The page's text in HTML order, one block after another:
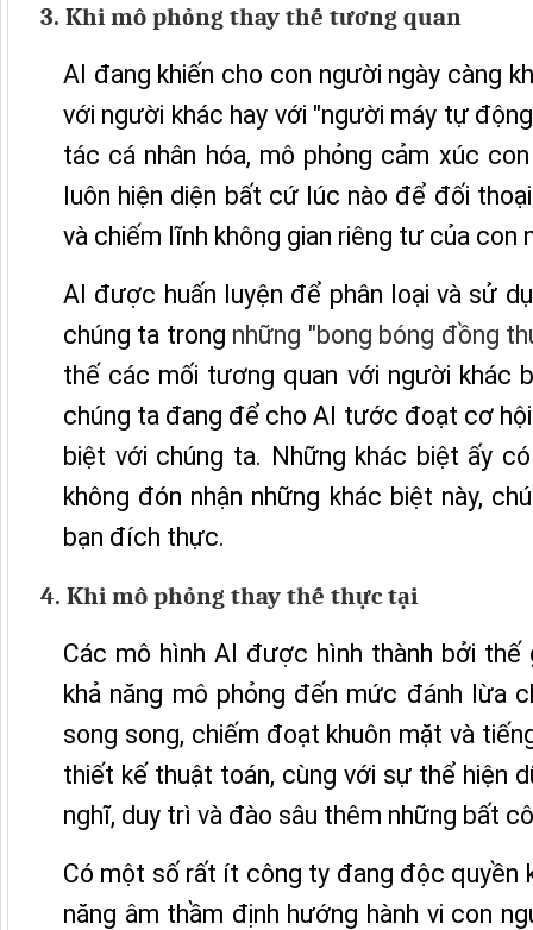
3. Khi mô phỏng thay thế tương quan
AI đang khiến cho con người ngày càng
với người khác hay với "người máy tự
tác cá nhân hóa, mô phỏng cảm xúc
luôn hiện diện bất cứ lúc nào để đối
và chiếm lĩnh không gian riêng tư của con
AI được huấn luyện để phân loại và sử
chúng ta trong những "bong bóng đồng
thế các mối tương quan với người khác
chúng ta đang để cho AI tước đoạt cơ
biệt với chúng ta. Những khác biệt ấy
không đón nhận những khác biệt này,
bạn đích thực.
4. Khi mô phỏng thay thế thực tại
Các mô hình AI được hình thành bởi
khả năng mô phỏng đến mức đánh lừa
song song, chiếm đoạt khuôn mặt và
thiết kế thuật toán, cùng với sự thể hiện
nghĩ, duy trì và đào sâu thêm những bất
Có một số rất ít công ty đang độc quyền
năng âm thầm định hướng hành vi con